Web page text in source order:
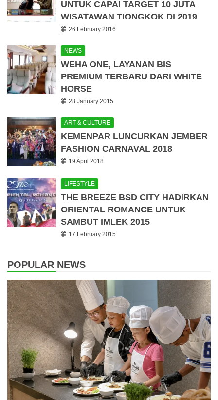
UNTUK CAPAI TARGET 10 JUTA
WISATAWAN TIONGKOK DI 2019
26 February 2016
NEWS
WEHA ONE, LAYANAN BIS
PREMIUM TERBARU DARI WHITE
HORSE
28 January 2015
ART & CULTURE
KEMENPAR LUNCURKAN JEMBER
FASHION CARNAVAL 2018
19 April 2018
LIFESTYLE
THE BREEZE BSD CITY HADIRKAN
ORIENTAL ROMANCE UNTUK
SAMBUT IMLEK 2015
17 February 2015
POPULAR NEWS